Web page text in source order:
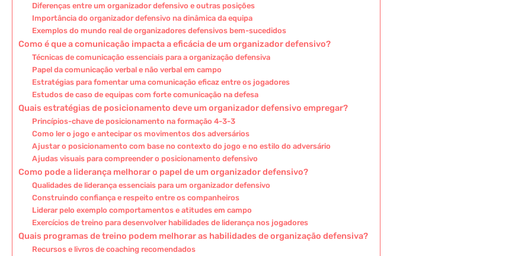
Diferenças entre um organizador defensivo e outras posições
Importância do organizador defensivo na dinâmica da equipa
Exemplos do mundo real de organizadores defensivos bem-sucedidos
Como é que a comunicação impacta a eficácia de um organizador defensivo?
Técnicas de comunicação essenciais para a organização defensiva
Papel da comunicação verbal e não verbal em campo
Estratégias para fomentar uma comunicação eficaz entre os jogadores
Estudos de caso de equipas com forte comunicação na defesa
Quais estratégias de posicionamento deve um organizador defensivo empregar?
Princípios-chave de posicionamento na formação 4-3-3
Como ler o jogo e antecipar os movimentos dos adversários
Ajustar o posicionamento com base no contexto do jogo e no estilo do adversário
Ajudas visuais para compreender o posicionamento defensivo
Como pode a liderança melhorar o papel de um organizador defensivo?
Qualidades de liderança essenciais para um organizador defensivo
Construindo confiança e respeito entre os companheiros
Liderar pelo exemplo comportamentos e atitudes em campo
Exercícios de treino para desenvolver habilidades de liderança nos jogadores
Quais programas de treino podem melhorar as habilidades de organização defensiva?
Recursos e livros de coaching recomendados